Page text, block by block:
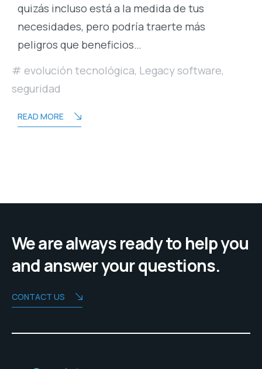
quizás incluso está a la medida de tus
necesidades, pero podría traerte más
peligros que beneficios…
evolución tecnológica, Legacy software,
seguridad
READ MORE
We are always ready to help you
and answer your questions.
CONTACT US